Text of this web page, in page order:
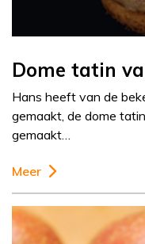
Dome tatin
Hans heeft van de
gemaakt, de dome
gemaakt…
Meer